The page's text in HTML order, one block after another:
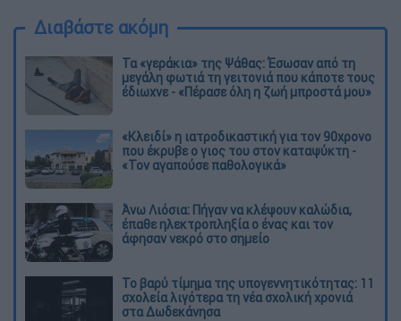
Διαβάστε ακόμη
Τα «γεράκια» της Ψάθας: Έσωσαν από τη
μεγάλη φωτιά τη γειτονιά που κάποτε τους
έδιωχνε - «Πέρασε όλη η ζωή μπροστά μου»
«Κλειδί» η ιατροδικαστική για τον 90χρονο
που έκρυβε ο γιος του στον καταψύκτη -
«Τον αγαπούσε παθολογικά»
Άνω Λιόσια: Πήγαν να κλέψουν καλώδια,
έπαθε ηλεκτροπληξία ο ένας και τον
άφησαν νεκρό στο σημείο
Το βαρύ τίμημα της υπογεννητικότητας: 11
σχολεία λιγότερα τη νέα σχολική χρονιά
στα Δωδεκάνησα